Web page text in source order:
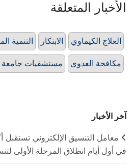
الأخبار المتعلقة
التنمية الابتكار العلاج الكيماوي
مستشفيات مكافحة العدوى
آخر الأخبار
في أول أيام انطلاق المرحلة الأولى